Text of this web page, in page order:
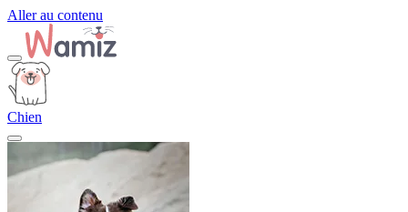
Aller au contenu
Chien